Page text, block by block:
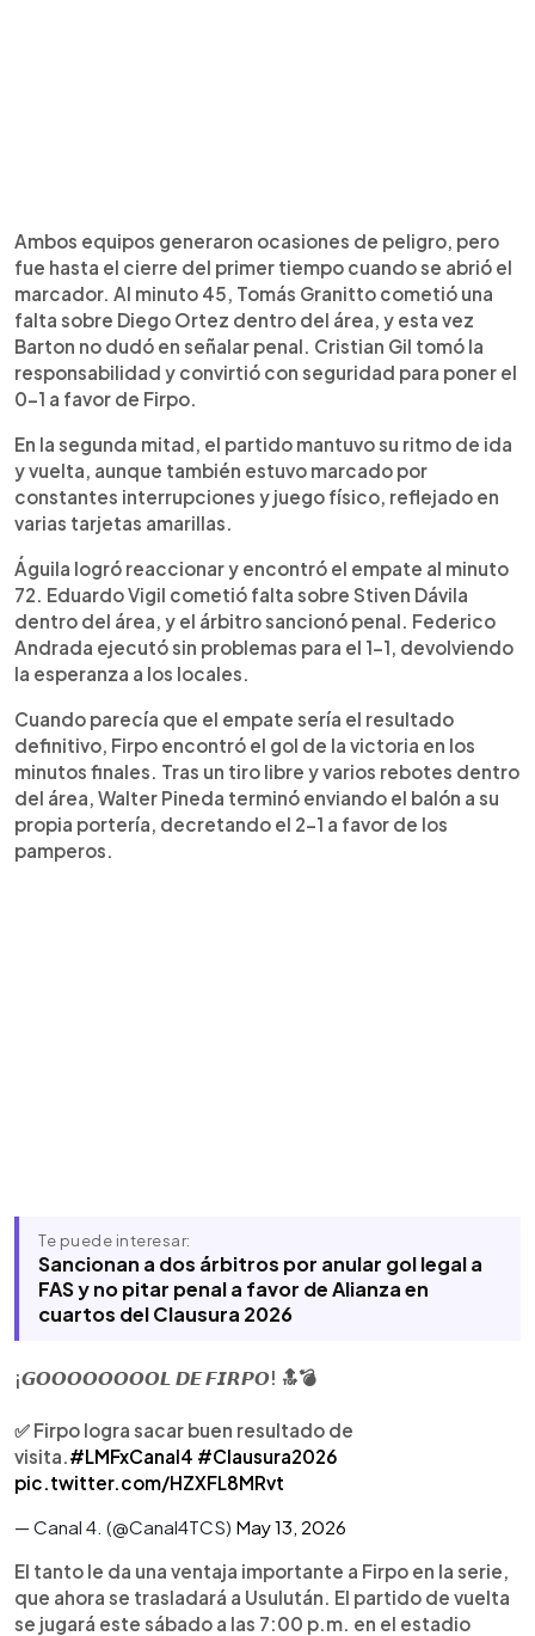
Ambos equipos generaron ocasiones de peligro, pero
fue hasta el cierre del primer tiempo cuando se abrió el
marcador. Al minuto 45, Tomás Granitto cometió una
falta sobre Diego Ortez dentro del área, y esta vez
Barton no dudó en señalar penal. Cristian Gil tomó la
responsabilidad y convirtió con seguridad para poner el
0-1 a favor de Firpo.
En la segunda mitad, el partido mantuvo su ritmo de ida
y vuelta, aunque también estuvo marcado por
constantes interrupciones y juego físico, reflejado en
varias tarjetas amarillas.
Águila logró reaccionar y encontró el empate al minuto
72. Eduardo Vigil cometió falta sobre Stiven Dávila
dentro del área, y el árbitro sancionó penal. Federico
Andrada ejecutó sin problemas para el 1-1, devolviendo
la esperanza a los locales.
Cuando parecía que el empate sería el resultado
definitivo, Firpo encontró el gol de la victoria en los
minutos finales. Tras un tiro libre y varios rebotes dentro
del área, Walter Pineda terminó enviando el balón a su
propia portería, decretando el 2-1 a favor de los
pamperos.
Te puede interesar:
Sancionan a dos árbitros por anular gol legal a
FAS y no pitar penal a favor de Alianza en
cuartos del Clausura 2026
¡𝙂𝙊𝙊𝙊𝙊𝙊𝙊𝙊𝙊𝙇 𝘿𝙀 𝙁𝙄𝙍𝙋𝙊! 🔝💣
✅ Firpo logra sacar buen resultado de
visita.#LMFxCanal4 #Clausura2026
pic.twitter.com/HZXFL8MRvt
— Canal 4. (@Canal4TCS) May 13, 2026
El tanto le da una ventaja importante a Firpo en la serie,
que ahora se trasladará a Usulután. El partido de vuelta
se jugará este sábado a las 7:00 p.m. en el estadio